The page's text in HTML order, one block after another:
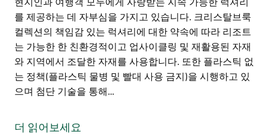
현지인과 여행객 모두에게 사랑받는 지속 가능한 럭셔리
를 제공하는 데 자부심을 가지고 있습니다. 크리스탈브룩
컬렉션의 책임감 있는 럭셔리에 대한 약속에 따라 리조트
는 가능한 한 친환경적이고 업사이클링 및 재활용된 자재
와 지역에서 조달한 자재를 사용합니다. 또한 플라스틱 없
는 정책(플라스틱 물병 및 빨대 사용 금지)을 시행하고 있
으며 첨단 기술을 통해…
크리스탈브룩 바이런은 자연 책임감 있는 럭셔리 그리고
더 읽어보세요